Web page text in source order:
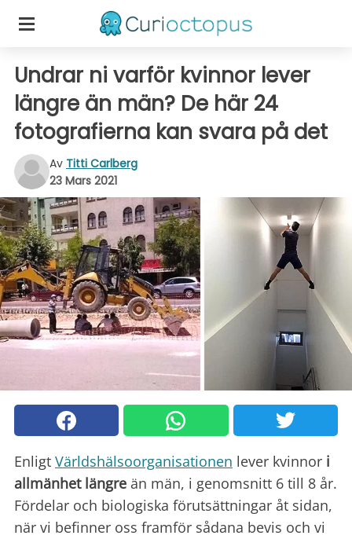
Undrar ni varför kvinnor lever
längre än män? De här 24
fotografierna kan svara på det
Av Titti Carlberg
23 Mars 2021
Enligt Världshälsoorganisationen lever kvinnor i
allmänhet längre än män, i genomsnitt 6 till 8 år.
Fördelar och biologiska förutsättningar åt sidan,
när vi befinner oss framför sådana bevis och vi